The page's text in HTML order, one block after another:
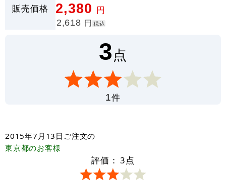
販売価格 2,380 円
2,618 円 税込
3点
1件
2015年7月13日 ご注文の
東京都のお客様
評価： 3点